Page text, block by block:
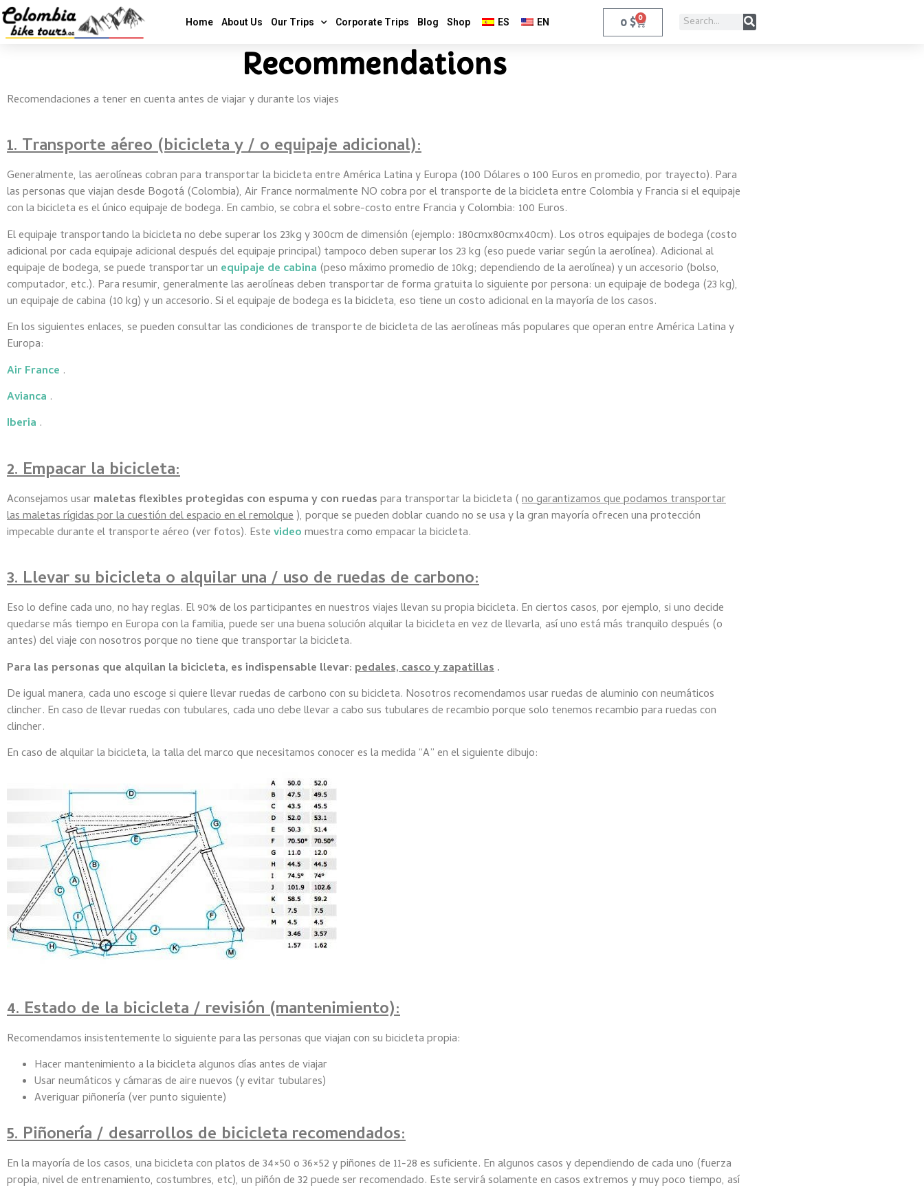
Home About Us Our Trips Corporate Trips Blog Shop ES EN 0 $ 0
Recommendations
Recomendaciones a tener en cuenta antes de viajar y durante los viajes
1. Transporte aéreo (bicicleta y / o equipaje adicional):
Generalmente, las aerolíneas cobran para transportar la bicicleta entre América Latina y Europa (100 Dólares o 100 Euros en promedio, por trayecto). Para
las personas que viajan desde Bogotá (Colombia), Air France normalmente NO cobra por el transporte de la bicicleta entre Colombia y Francia si el equipaje
con la bicicleta es el único equipaje de bodega. En cambio, se cobra el sobre-costo entre Francia y Colombia: 100 Euros.
El equipaje transportando la bicicleta no debe superar los 23kg y 300cm de dimensión (ejemplo: 180cmx80cmx40cm). Los otros equipajes de bodega (costo
adicional por cada equipaje adicional después del equipaje principal) tampoco deben superar los 23 kg (eso puede variar según la aerolínea). Adicional al
equipaje de bodega, se puede transportar un equipaje de cabina (peso máximo promedio de 10kg; dependiendo de la aerolínea) y un accesorio (bolso,
computador, etc.). Para resumir, generalmente las aerolíneas deben transportar de forma gratuita lo siguiente por persona: un equipaje de bodega (23 kg),
un equipaje de cabina (10 kg) y un accesorio. Si el equipaje de bodega es la bicicleta, eso tiene un costo adicional en la mayoría de los casos.
En los siguientes enlaces, se pueden consultar las condiciones de transporte de bicicleta de las aerolíneas más populares que operan entre América Latina y
Europa:
Air France .
Avianca .
Iberia .
2. Empacar la bicicleta:
Aconsejamos usar maletas flexibles protegidas con espuma y con ruedaspara transportar la bicicleta (no garantizamos que podamos transportar
las maletas rígidas por la cuestión del espacio en el remolque), porque se pueden doblar cuando no se usa y la gran mayoría ofrecen una protección
impecable durante el transporte aéreo (ver fotos). Estevideomuestra como empacar la bicicleta.
3. Llevar su bicicleta o alquilar una / uso de ruedas de carbono:
Eso lo define cada uno, no hay reglas. El 90% de los participantes en nuestros viajes llevan su propia bicicleta. En ciertos casos, por ejemplo, si uno decide
quedarse más tiempo en Europa con la familia, puede ser una buena solución alquilar la bicicleta en vez de llevarla, así uno está más tranquilo después (o
antes) del viaje con nosotros porque no tiene que transportar la bicicleta.
Para las personas que alquilan la bicicleta, es indispensable llevar: pedales, casco y zapatillas.
De igual manera, cada uno escoge si quiere llevar ruedas de carbono con su bicicleta. Nosotros recomendamos usar ruedas de aluminio con neumáticos
clincher. En caso de llevar ruedas con tubulares, cada uno debe llevar a cabo sus tubulares de recambio porque solo tenemos recambio para ruedas con
clincher.
En caso de alquilar la bicicleta, la talla del marco que necesitamos conocer es la medida “A” en el siguiente dibujo:
4. Estado de la bicicleta / revisión (mantenimiento):
Recomendamos insistentemente lo siguiente para las personas que viajan con su bicicleta propia:
Hacer mantenimiento a la bicicleta algunos días antes de viajar
Usar neumáticos y cámaras de aire nuevos (y evitar tubulares)
Averiguar piñonería (ver punto siguiente)
5. Piñonería / desarrollos de bicicleta recomendados:
En la mayoría de los casos, una bicicleta con platos de 34×50 o 36×52 y piñones de 11-28 es suficiente. En algunos casos y dependiendo de cada uno (fuerza
propia, nivel de entrenamiento, costumbres, etc), un piñón de 32 puede ser recomendado. Este servirá solamente en casos extremos y muy poco tiempo, así